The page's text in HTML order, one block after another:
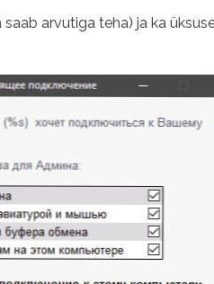
arvutiga teha) ja ka